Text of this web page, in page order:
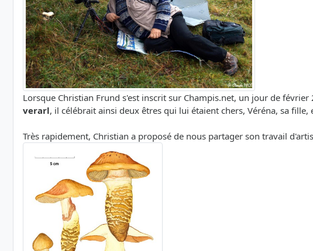
Lorsque Christian Frund s'est inscrit sur Champis.net, un jour de
verarl, il célébrait ainsi deux êtres qui lui étaient chers, Véréna, sa
Très rapidement, Christian a proposé de nous partager son travail